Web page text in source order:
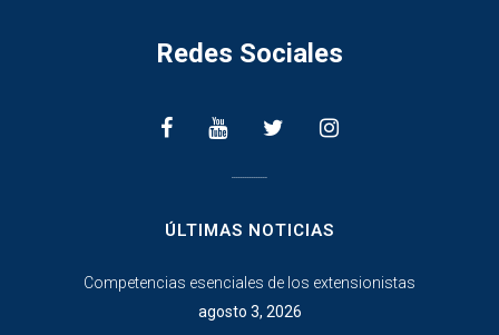
Redes Sociales
ÚLTIMAS NOTICIAS
Competencias esenciales de los extensionistas
agosto 3, 2026